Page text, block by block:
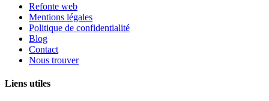
Refonte web
Mentions légales
Politique de confidentialité
Blog
Contact
Nous trouver
Liens utiles